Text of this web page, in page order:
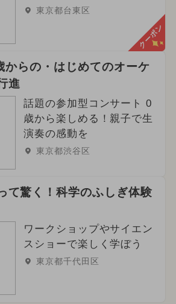
東京都台東区
クーポン
らの・はじめてのオーケ
進
話題の参加型コンサート 0
歳から楽しめる！親子で生
演奏の感動を
東京都渋谷区
て驚く！科学のふしぎ体験
ワークショップやサイエン
スショーで楽しく学ぼう
東京都千代田区